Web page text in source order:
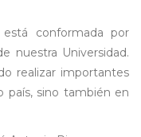
está conformada por
nuestra Universidad.
realizar importantes
país, sino también en